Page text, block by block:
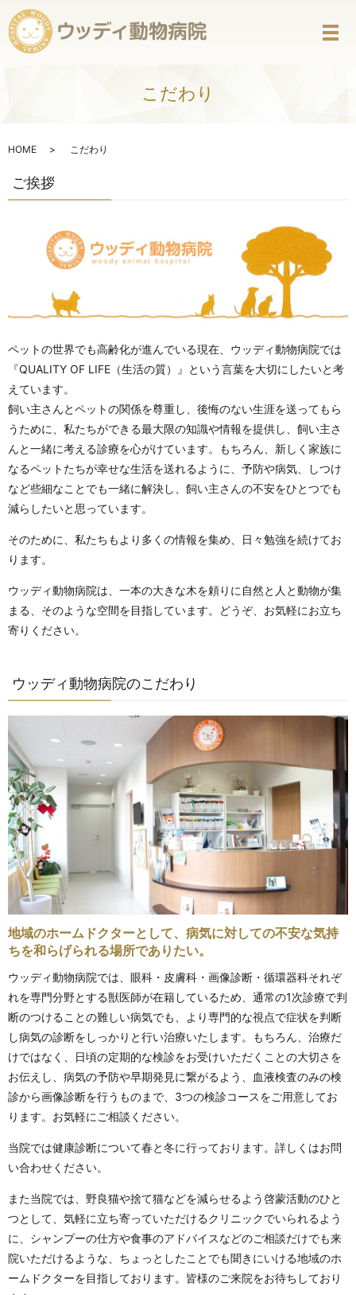
メ
こだわり
HOME こだわり
ご挨拶
ペットの世界でも高齢化が進んでいる現在、ウッディ動物病院では
『QUALITY OF LIFE（生活の質）』という言葉を大切にしたいと考
えています。
​飼い主さんとペットの関係を尊重し、後悔のない生涯を送ってもら
うために、私たちができる最大限の知識や情報を提供し、飼い主さ
んと一緒に考える診療を心がけています。もちろん、新しく家族に
なるペットたちが幸せな生活を送れるように、予防や病気、しつけ
など些細なことでも一緒に解決し、飼い主さんの不安をひとつでも
減らしたいと思っています。
そのために、私たちもより多くの情報を集め、日々勉強を続けてお
ります。
ウッディ動物病院は、一本の大きな木を頼りに自然と人と動物が集
まる、そのような空間を目指しています。どうぞ、お気軽にお立ち
寄りください。
ウッディ動物病院のこだわり
地域のホームドクターとして、病気に対しての不安な気持
ちを和らげられる場所でありたい。
ウッディ動物病院では、眼科・皮膚科・画像診断・循環器科それぞ
れを専門分野とする獣医師が在籍しているため、通常の1次診療で判
断のつけることの難しい病気でも、より専門的な視点で症状を判断
し病気の診断をしっかりと行い治療いたします。もちろん、治療だ
けではなく、日頃の定期的な検診をお受けいただくことの大切さを
お伝えし、病気の予防や早期発見に繋がるよう、血液検査のみの検
診から画像診断を行うものまで、3つの検診コースをご用意してお
ります。お気軽にご相談ください。
当院では健康診断について春と冬に行っております。詳しくはお問
い合わせください。
また当院では、野良猫や捨て猫などを減らせるよう啓蒙活動のひと
つとして、気軽に立ち寄っていただけるクリニックでいられるよう
に、シャンプーの仕方や食事のアドバイスなどのご相談だけでも来
院いただけるような、ちょっとしたことでも聞きにいける地域のホ
ームドクターを目指しております。皆様のご来院をお待ちしており